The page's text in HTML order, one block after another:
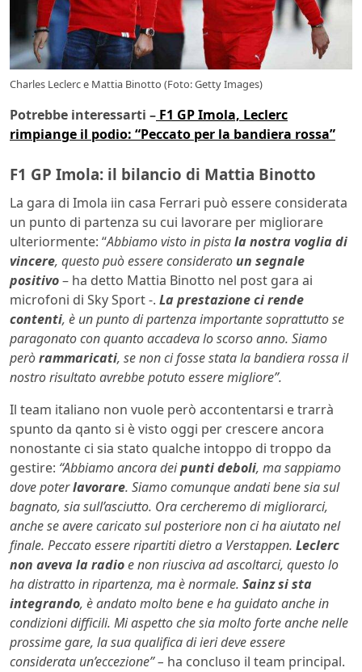
Charles Leclerc e Mattia Binotto (Foto: Getty Images)
Potrebbe interessarti – F1 GP Imola, Leclerc
rimpiange il podio: “Peccato per la bandiera rossa”
F1 GP Imola: il bilancio di Mattia Binotto
La gara di Imola iin casa Ferrari può essere considerata
un punto di partenza su cui lavorare per migliorare
ulteriormente: “Abbiamo visto in pistala nostra voglia di
vincere, questo può essere considerato un segnale
positivo– ha detto Mattia Binotto nel post gara ai
microfoni di Sky Sport -. La prestazione ci rende
contenti, è un punto di partenza importante soprattutto se
paragonato con quanto accadeva lo scorso anno. Siamo
peròrammaricati, se non ci fosse stata la bandiera rossa il
nostro risultato avrebbe potuto essere migliore”.
Il team italiano non vuole però accontentarsi e trarrà
spunto da qanto si è visto oggi per crescere ancora
nonostante ci sia stato qualche intoppo di troppo da
gestire: “Abbiamo ancora deipunti deboli, ma sappiamo
dove poterlavorare. Siamo comunque andati bene sia sul
bagnato, sia sull’asciutto. Ora cercheremo di migliorarci,
anche se avere caricato sul posteriore non ci ha aiutato nel
finale. Peccato essere ripartiti dietro a Verstappen. Leclerc
non aveva la radioe non riusciva ad ascoltarci, questo lo
ha distratto in ripartenza, ma è normale. Sainz si sta
integrando, è andato molto bene e ha guidato anche in
condizioni difficili. Mi aspetto che sia molto forte anche nelle
prossime gare, la sua qualifica di ieri deve essere
considerata un’eccezione” – ha concluso il team principal.